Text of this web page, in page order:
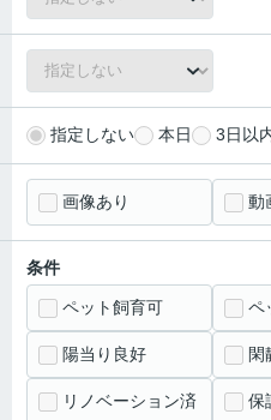
指定しない 本日 3日以
画像あり 動
条件
ペット飼育可 ペ
陽当り良好 閑
リノベーション済 保